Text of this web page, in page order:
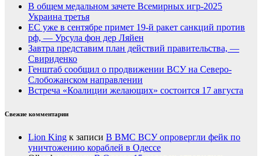
В общем медальном зачете Всемирных игр-2025
Украина третья
ЕС уже в сентябре примет 19-й ракет санкций против
рф, — Урсула фон дер Ляйен
Завтра представим план действий правительства, —
Свириденко
Генштаб сообщил о продвижении ВСУ на Северо-
Слобожанском направлении
Встреча «Коалиции желающих» состоится 17 августа
Свежие комментарии
Lion King к записи В ВМС ВСУ опровергли фейк по
уничтожению кораблей в Одессе